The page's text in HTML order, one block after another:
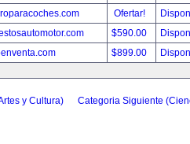
Ofertar!
$590.00
$899.00
y Cultura) Categoria Siguiente